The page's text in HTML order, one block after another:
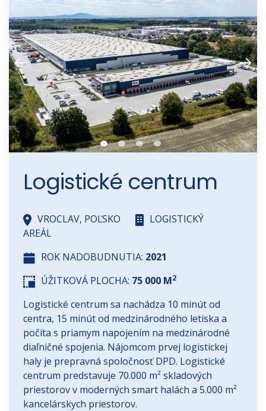
Logistické centrum
VROCLAV, POĽSKO
LOGISTICKÝ
AREÁL
ROK NADOBUDNUTIA: 2021
ÚŽITKOVÁ PLOCHA: 75 000 M2
Logistické centrum sa nachádza 10 minút od
centra, 15 minút od medzinárodného letiska a
počíta s priamym napojením na medzinárodné
diaľničné spojenia. Nájomcom prvej logistickej
haly je prepravná spoločnosť DPD. Logistické
centrum predstavuje 70.000 m² skladových
priestorov v moderných smart halách a 5.000 m²
kancelárskych priestorov.